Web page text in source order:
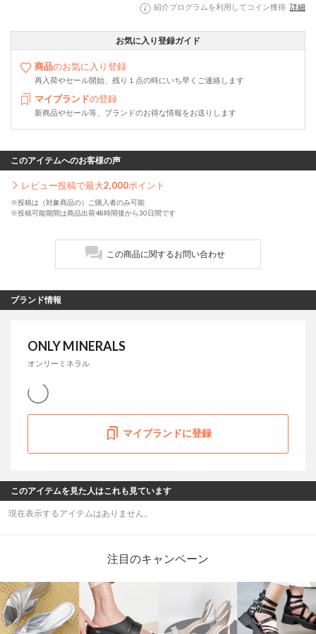
紹介プログラムを利用してコイン獲得 詳細
お気に入り登録ガイド
商品のお気に入り登録
再入荷やセール開始、残り１点の時にいち早くご連絡します
マイブランドの登録
新商品やセール等、ブランドのお得な情報をお送りします
このアイテムへのお客様の声
レビュー投稿で最大2,000ポイント
※投稿は（対象商品の）ご購入者のみ可能
※投稿可能期間は商品出荷48時間後から30日間です
この商品に関するお問い合わせ
ブランド情報
ONLY MINERALS
オンリーミネラル
マイブランドに登録
このアイテムを見た人はこれも見ています
現在表示するアイテムはありません。
注目のキャンペーン